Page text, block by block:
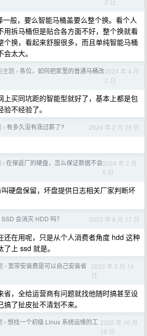
一般，要么智能马桶盖要么整个换。看个人
用拆马桶但是贴合各方面不好，整个换就看
个换，看起来舒服很多，而且单纯智能马桶
太大。
主题 › 各位，如何把家里的普通马桶改2024 年 4 月
2 日
上买同坑距的智能型就好了，基本上都是包
不经验了。
› 有多久没有涨过薪了? 2024 年 2 月 28 日
› 在保返厂的硬盘，怎么保证数据不会2024 年 2 月
6 日
硬盘保留，坏盘提供日志相关厂家判断坏
SSD 会消灭 HDD 吗？ 2023 年 8 月 17 日
还在用呢，只是从个人消费者角度 hdd 这种
上 ssd 就是。
› 宽带安装费是可以自己安装省
2023 年 3 月 14
日
省，全给运营商有问题就找他随时搞甚至设
了扯皮扯不清划不来。
› 想找一个初级 Linux 系统运维的工 2022 年 10 月
18 日